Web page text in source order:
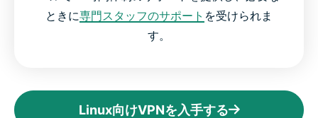
ときに専門スタッフのサポート を受けられま
す。
Linux向けVPNを入手する